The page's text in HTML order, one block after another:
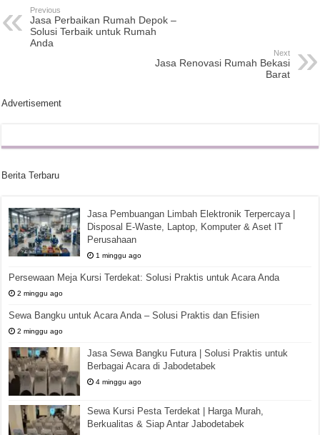
Previous
Jasa Perbaikan Rumah Depok –
Solusi Terbaik untuk Rumah
Anda
Next
Jasa Renovasi Rumah Bekasi
Barat
Advertisement
Berita Terbaru
Jasa Pembuangan Limbah Elektronik Terpercaya |
Disposal E-Waste, Laptop, Komputer & Aset IT
Perusahaan
1 minggu ago
Persewaan Meja Kursi Terdekat: Solusi Praktis untuk Acara Anda
2 minggu ago
Sewa Bangku untuk Acara Anda – Solusi Praktis dan Efisien
2 minggu ago
Jasa Sewa Bangku Futura | Solusi Praktis untuk
Berbagai Acara di Jabodetabek
4 minggu ago
Sewa Kursi Pesta Terdekat | Harga Murah,
Berkualitas & Siap Antar Jabodetabek